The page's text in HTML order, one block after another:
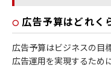
広告予算はどれく
広告予算はビジネスの目
広告運用を実現するため